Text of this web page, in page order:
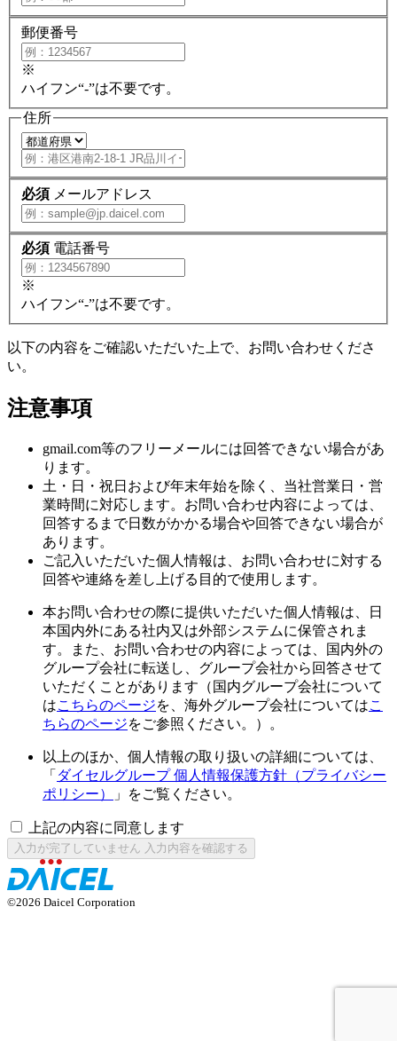
郵便番号
※
ハイフン“-”は不要です。
住所
必須 メールアドレス
必須 電話番号
※
ハイフン“-”は不要です。
以下の内容をご確認いただいた上で、お問い合わせくださ
い。
注意事項
gmail.com等のフリーメールには回答できない場合があ
ります。
土・日・祝日および年末年始を除く、当社営業日・営
業時間に対応します。お問い合わせ内容によっては、
回答するまで日数がかかる場合や回答できない場合が
あります。
ご記入いただいた個人情報は、お問い合わせに対する
回答や連絡を差し上げる目的で使用します。
本お問い合わせの際に提供いただいた個人情報は、日
本国内外にある社内又は外部システムに保管されま
す。また、お問い合わせの内容によっては、国内外の
グループ会社に転送し、グループ会社から回答させて
いただくことがあります（国内グループ会社について
はこちらのページを、海外グループ会社についてはこ
ちらのページをご参照ください。）。
以上のほか、個人情報の取り扱いの詳細については、
「 ダイセルグループ 個人情報保護方針（プライバシー
ポリシー）
」をご覧ください。
上記の内容に同意します
入力が完了していません 入力内容を確認する
©2026 Daicel Corporation